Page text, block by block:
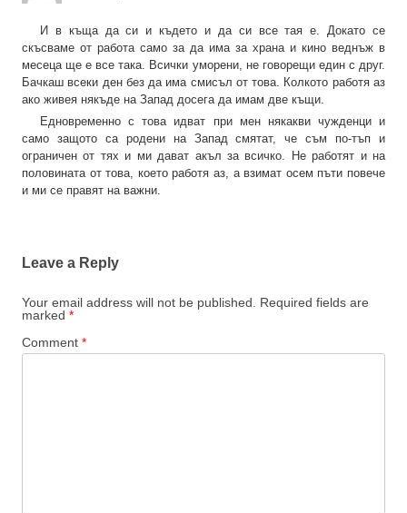
И в къща да си и където и да си все тая е. Докато се
скъсваме от работа само за да има за храна и кино веднъж в
месеца ще е все така. Всички уморени, не говорещи един с друг.
Бачкаш всеки ден без да има смисъл от това. Колкото работя аз
ако живея някъде на Запад досега да имам две къщи.
Едновременно с това идват при мен някакви чужденци и
само защото са родени на Запад смятат, че съм по-тъп и
ограничен от тях и ми дават акъл за всичко. Не работят и на
половината от това, което работя аз, а взимат осем пъти повече
и ми се правят на важни.
Leave a Reply
Your email address will not be published.
Required fields are
marked *
Comment *